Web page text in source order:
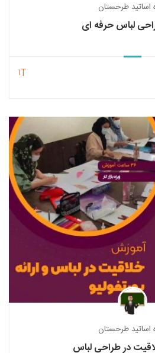
اساتید طرحستان
لباس حرفه ای
1T
اساتید طرحستان
در طراحی لباس